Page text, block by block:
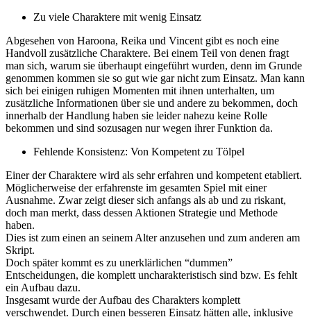
Zu viele Charaktere mit wenig Einsatz
Abgesehen von Haroona, Reika und Vincent gibt es noch eine
Handvoll zusätzliche Charaktere. Bei einem Teil von denen fragt
man sich, warum sie überhaupt eingeführt wurden, denn im Grunde
genommen kommen sie so gut wie gar nicht zum Einsatz. Man kann
sich bei einigen ruhigen Momenten mit ihnen unterhalten, um
zusätzliche Informationen über sie und andere zu bekommen, doch
innerhalb der Handlung haben sie leider nahezu keine Rolle
bekommen und sind sozusagen nur wegen ihrer Funktion da.
Fehlende Konsistenz: Von Kompetent zu Tölpel
Einer der Charaktere wird als sehr erfahren und kompetent etabliert.
Möglicherweise der erfahrenste im gesamten Spiel mit einer
Ausnahme. Zwar zeigt dieser sich anfangs als ab und zu riskant,
doch man merkt, dass dessen Aktionen Strategie und Methode
haben.
Dies ist zum einen an seinem Alter anzusehen und zum anderen am
Skript.
Doch später kommt es zu unerklärlichen “dummen”
Entscheidungen, die komplett uncharakteristisch sind bzw. Es fehlt
ein Aufbau dazu.
Insgesamt wurde der Aufbau des Charakters komplett
verschwendet. Durch einen besseren Einsatz hätten alle, inklusive